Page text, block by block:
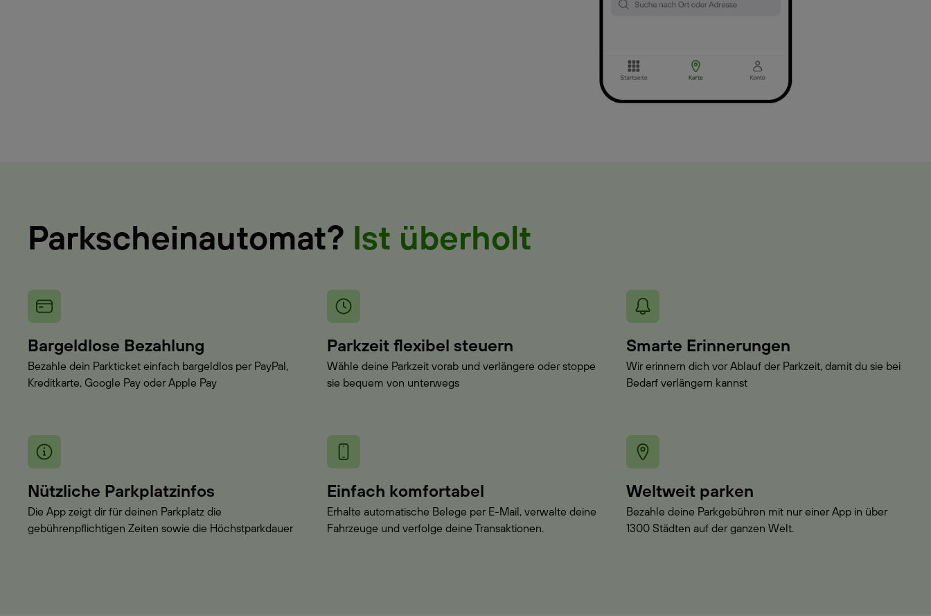
Parkscheinautomat? Ist überholt
Bargeldlose Bezahlung
Bezahle dein Parkticket einfach bargeldlos per PayPal,
Kreditkarte, Google Pay oder Apple Pay
Parkzeit flexibel steuern
Wähle deine Parkzeit vorab und verlängere oder stoppe
sie bequem von unterwegs
Smarte Erinnerungen
Wir erinnern dich vor Ablauf der Parkzeit, damit du sie bei
Bedarf verlängern kannst
Nützliche Parkplatzinfos
Die App zeigt dir für deinen Parkplatz die
gebührenpflichtigen Zeiten sowie die Höchstparkdauer
Einfach komfortabel
Erhalte automatische Belege per E-Mail, verwalte deine
Fahrzeuge und verfolge deine Transaktionen.
Weltweit parken
Bezahle deine Parkgebühren mit nur einer App in über
1300 Städten auf der ganzen Welt.